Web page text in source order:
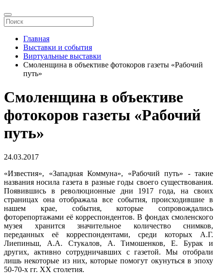
Главная
Выставки и события
Виртуальные выставки
Смоленщина в объективе фотокоров газеты «Рабочий
путь»
Смоленщина в объективе
фотокоров газеты «Рабочий
путь»
24.03.2017
«Известия», «Западная Коммуна», «Рабочий путь» - такие
названия носила газета в разные годы своего существования.
Появившись в революционные дни 1917 года, на своих
страницах она отображала все события, происходившие в
нашем крае, события, которые сопровождались
фоторепортажами её корреспондентов. В фондах смоленского
музея хранится значительное количество снимков,
переданных её корреспондентами, среди которых А.Г.
Лиепиньш, А.А. Стукалов, А. Тимошенков, Е. Бурак и
других, активно сотрудничавших с газетой. Мы отобрали
лишь некоторые из них, которые помогут окунуться в эпоху
50-70-х гг. ХХ столетия.